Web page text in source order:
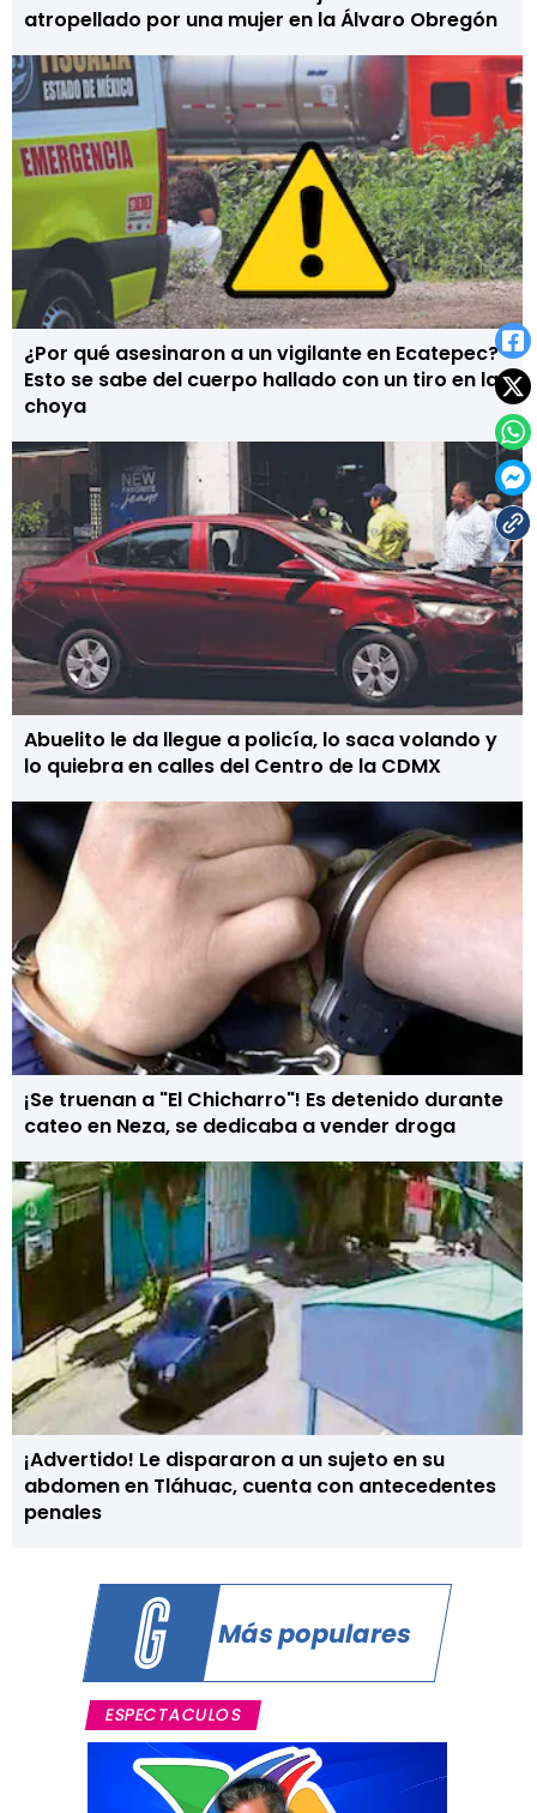
atropellado por una mujer en la Álvaro Obregón
¿Por qué asesinaron a un vigilante en Ecatepec?
Esto se sabe del cuerpo hallado con un tiro en la
choya
Abuelito le da llegue a policía, lo saca volando y
lo quiebra en calles del Centro de la CDMX
¡Se truenan a "El Chicharro"! Es detenido durante
cateo en Neza, se dedicaba a vender droga
¡Advertido! Le dispararon a un sujeto en su
abdomen en Tláhuac, cuenta con antecedentes
penales
Más populares
ESPECTACULOS